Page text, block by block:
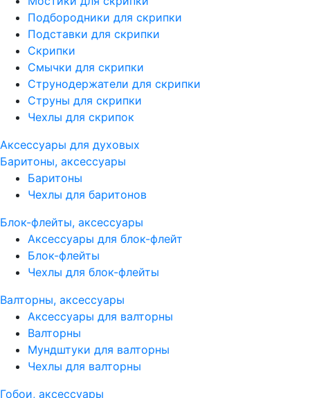
Подбородники для скрипки
Подставки для скрипки
Скрипки
Смычки для скрипки
Струнодержатели для скрипки
Струны для скрипки
Чехлы для скрипок
Аксессуары для духовых
Баритоны, аксессуары
Баритоны
Чехлы для баритонов
Блок-флейты, аксессуары
Аксессуары для блок-флейт
Блок-флейты
Чехлы для блок-флейты
Валторны, аксессуары
Аксессуары для валторны
Валторны
Мундштуки для валторны
Чехлы для валторны
Гобои, аксессуары